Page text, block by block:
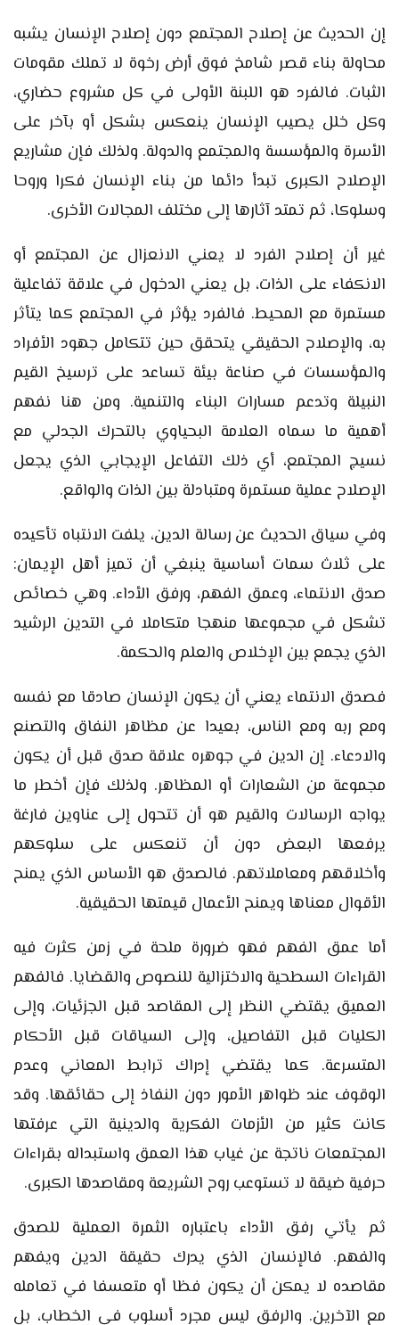
إن الحديث عن إصلاح المجتمع دون إصلاح الإنسان يشبه
محاولة بناء قصر شامخ فوق أرض رخوة لا تملك مقومات
الثبات. فالفرد هو اللبنة الأولى في كل مشروع حضاري،
وكل خلل يصيب الإنسان ينعكس بشكل أو بآخر على
الأسرة والمؤسسة والمجتمع والدولة. ولذلك فإن مشاريع
الإصلاح الكبرى تبدأ دائما من بناء الإنسان فكرا وروحا
وسلوكا، ثم تمتد آثارها إلى مختلف المجالات الأخرى.
غير أن إصلاح الفرد لا يعني الانعزال عن المجتمع أو
الانكفاء على الذات، بل يعني الدخول في علاقة تفاعلية
مستمرة مع المحيط. فالفرد يؤثر في المجتمع كما يتأثر
به، والإصلاح الحقيقي يتحقق حين تتكامل جهود الأفراد
والمؤسسات في صناعة بيئة تساعد على ترسيخ القيم
النبيلة وتدعم مسارات البناء والتنمية. ومن هنا نفهم
أهمية ما سماه العلامة البحياوي بالتحرك الجدلي مع
نسيج المجتمع، أي ذلك التفاعل الإيجابي الذي يجعل
الإصلاح عملية مستمرة ومتبادلة بين الذات والواقع.
وفي سياق الحديث عن رسالة الدين، يلفت الانتباه تأكيده
على ثلاث سمات أساسية ينبغي أن تميز أهل الإيمان:
صدق الانتماء، وعمق الفهم، ورفق الأداء. وهي خصائص
تشكل في مجموعها منهجا متكاملا في التدين الرشيد
الذي يجمع بين الإخلاص والعلم والحكمة.
فصدق الانتماء يعني أن يكون الإنسان صادقا مع نفسه
ومع ربه ومع الناس، بعيدا عن مظاهر النفاق والتصنع
والادعاء. إن الدين في جوهره علاقة صدق قبل أن يكون
مجموعة من الشعارات أو المظاهر. ولذلك فإن أخطر ما
يواجه الرسالات والقيم هو أن تتحول إلى عناوين فارغة
يرفعها البعض دون أن تنعكس على سلوكهم
وأخلاقهم ومعاملاتهم. فالصدق هو الأساس الذي يمنح
الأقوال معناها ويمنح الأعمال قيمتها الحقيقية.
أما عمق الفهم فهو ضرورة ملحة في زمن كثرت فيه
القراءات السطحية والاختزالية للنصوص والقضايا. فالفهم
العميق يقتضي النظر إلى المقاصد قبل الجزئيات، وإلى
الكليات قبل التفاصيل، وإلى السياقات قبل الأحكام
المتسرعة. كما يقتضي إدراك ترابط المعاني وعدم
الوقوف عند ظواهر الأمور دون النفاذ إلى حقائقها. وقد
كانت كثير من الأزمات الفكرية والدينية التي عرفتها
المجتمعات ناتجة عن غياب هذا العمق واستبداله بقراءات
حرفية ضيقة لا تستوعب روح الشريعة ومقاصدها الكبرى.
ثم يأتي رفق الأداء باعتباره الثمرة العملية للصدق
والفهم. فالإنسان الذي يدرك حقيقة الدين ويفهم
مقاصده لا يمكن أن يكون فظا أو متعسفا في تعامله
مع الآخرين. والرفق ليس مجرد أسلوب في الخطاب، بل